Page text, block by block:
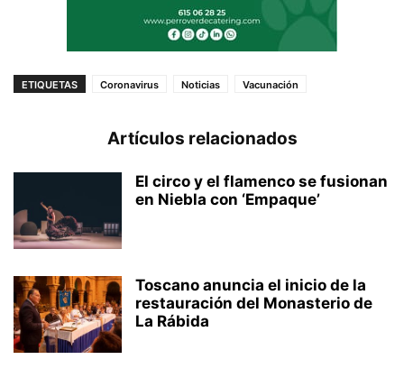
ETIQUETAS Coronavirus Noticias Vacunación
Artículos relacionados
El circo y el flamenco se fusionan
en Niebla con ‘Empaque’
Toscano anuncia el inicio de la
restauración del Monasterio de
La Rábida